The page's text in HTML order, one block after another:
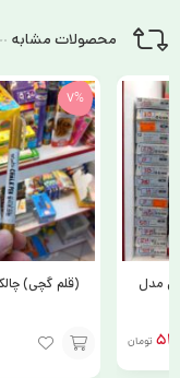
محصولات مشابه
7%
(قلم گچی) چالک پن مونجیو
110,000
102,300